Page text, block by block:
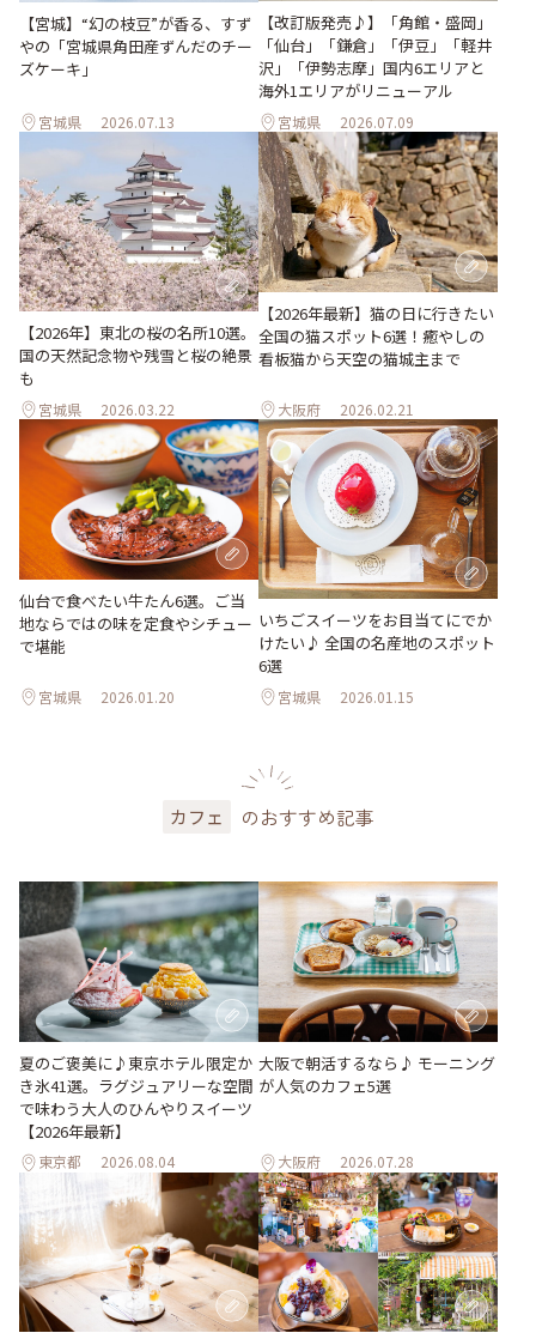
【宮城】“幻の枝豆”が香る、すず
やの「宮城県角田産ずんだのチー
ズケーキ」
宮城県 2026.07.13
【改訂版発売♪】「角館・盛岡」
「仙台」「鎌倉」「伊豆」「軽井
沢」「伊勢志摩」国内6エリアと
海外1エリアがリニューアル
宮城県 2026.07.09
【2026年】東北の桜の名所10選。
国の天然記念物や残雪と桜の絶景
も
宮城県 2026.03.22
【2026年最新】猫の日に行きたい
全国の猫スポット6選！癒やしの
看板猫から天空の猫城主まで
大阪府 2026.02.21
仙台で食べたい牛たん6選。ご当
地ならではの味を定食やシチュー
で堪能
宮城県 2026.01.20
いちごスイーツをお目当てにでか
けたい♪ 全国の名産地のスポット
6選
宮城県 2026.01.15
カフェ のおすすめ記事
夏のご褒美に♪東京ホテル限定か
き氷41選。ラグジュアリーな空間
で味わう大人のひんやりスイーツ
【2026年最新】
東京都 2026.08.04
大阪で朝活するなら♪ モーニング
が人気のカフェ5選
大阪府 2026.07.28